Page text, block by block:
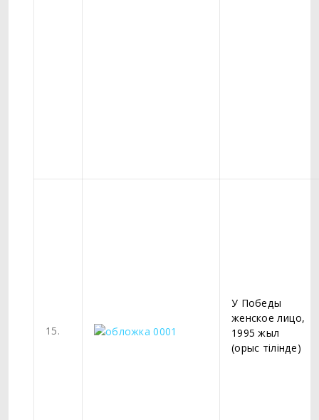
15.
У Победы
женское лицо,
1995 жыл
(орыс тілінде)